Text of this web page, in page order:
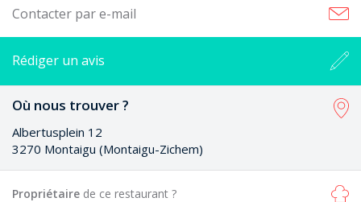
Contacter par e-mail
Rédiger un avis
Où nous trouver ?
Albertusplein 12
3270 Montaigu (Montaigu-Zichem)
Propriétaire de ce restaurant ?